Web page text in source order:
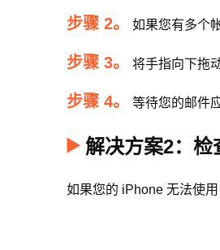
步骤 2。 如果您有多个
步骤 3。 将手指向下拖
步骤 4。 等待您的邮件
解决方案2：
如果您的 iPhone 无法使